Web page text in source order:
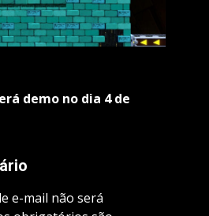
demo no dia 4 de
e-mail não será